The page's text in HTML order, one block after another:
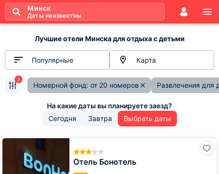
Минск
Даты неизвестны
Лучшие отели Минска для отдыха с детьми
Популярные Карта
Номерной фонд: от 20 номеров Развлечения для
2
Сегодня Завтра Выбрать даты
Отель Бонотель
Отель
Бонотель